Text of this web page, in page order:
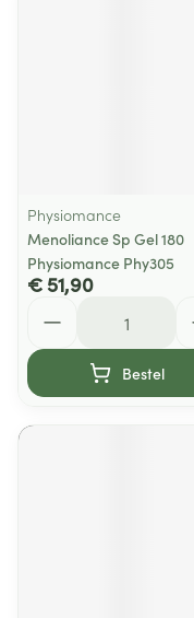
Physiomance
Menoliance Sp Gel 180
Physiomance Phy305
€ 51,90
Bestel